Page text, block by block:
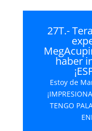
27T.-
haber
Estoy de
TENGO